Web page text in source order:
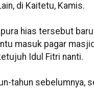
di Kaitetu, Kamis.
hias tersebut
masuk pagar
Idul Fitri nanti.
tahun sebelumnya,